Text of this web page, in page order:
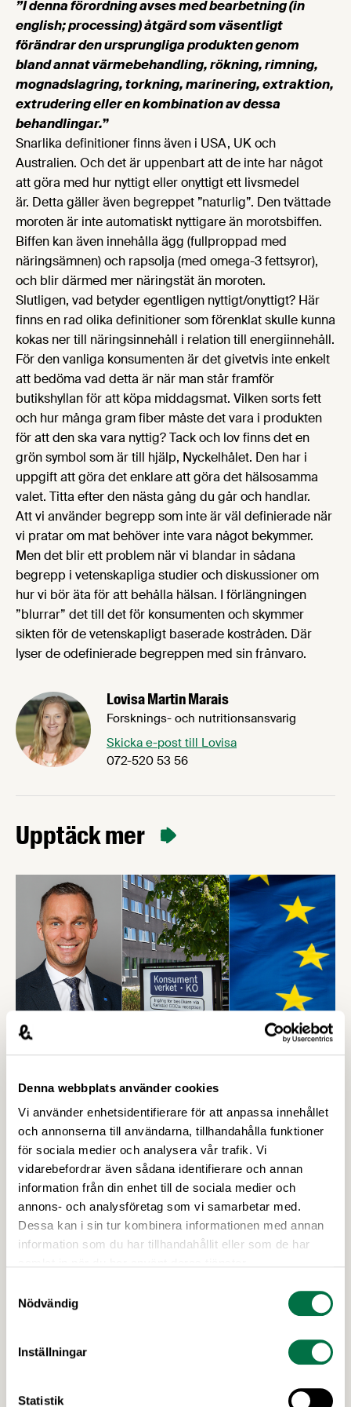
Denna webbplats använder cookies
Vi använder enhetsidentifierare för att anpassa innehållet
och annonserna till användarna, tillhandahålla funktioner
för sociala medier och analysera vår trafik. Vi
vidarebefordrar även sådana identifierare och annan
information från din enhet till de sociala medier och
annons- och analysföretag som vi samarbetar med.
Dessa kan i sin tur kombinera informationen med annan
information som du har tillhandahållit eller som de har
Nödvändig
Inställningar
Statistik
”I denna förordning avses med bearbetning (in
english; processing) åtgärd som väsentligt
förändrar den ursprungliga produkten genom
bland annat värmebehandling, rökning, rimning,
mognadslagring, torkning, marinering, extraktion,
extrudering eller en kombination av dessa
behandlingar.”
Snarlika definitioner finns även i USA, UK och
Australien. Och det är uppenbart att de inte har något
att göra med hur nyttigt eller onyttigt ett livsmedel
är. Detta gäller även begreppet ”naturlig”. Den tvättade
moroten är inte automatiskt nyttigare än morotsbiffen.
Biffen kan även innehålla ägg (fullproppad med
näringsämnen) och rapsolja (med omega-3 fettsyror),
och blir därmed mer näringstät än moroten.
Slutligen, vad betyder egentligen nyttigt/onyttigt? Här
finns en rad olika definitioner som förenklat skulle kunna
kokas ner till näringsinnehåll i relation till energiinnehåll.
För den vanliga konsumenten är det givetvis inte enkelt
att bedöma vad detta är när man står framför
butikshyllan för att köpa middagsmat. Vilken sorts fett
och hur många gram fiber måste det vara i produkten
för att den ska vara nyttig? Tack och lov finns det en
grön symbol som är till hjälp, Nyckelhålet. Den har i
uppgift att göra det enklare att göra det hälsosamma
valet. Titta efter den nästa gång du går och handlar.
Att vi använder begrepp som inte är väl definierade när
vi pratar om mat behöver inte vara något bekymmer.
Men det blir ett problem när vi blandar in sådana
begrepp i vetenskapliga studier och diskussioner om
hur vi bör äta för att behålla hälsan. I förlängningen
”blurrar” det till det för konsumenten och skymmer
sikten för de vetenskapligt baserade kostråden. Där
lyser de odefinierade begreppen med sin frånvaro.
Lovisa Martin Marais
Forsknings- och nutritionsansvarig
Skicka e-post till Lovisa
072-520 53 56
Upptäck mer
Näringslivets vädjan till ministern:
Fastställ Konsumentverkets ansvar –
Livsmedelsföretagen
12 FEBRUARI 2026
Genomförandet av EU:s konsumentmaktsdirektiv
riskerar att leda till att fullt tjänliga produkter för
hundratals miljoner kronor måste kasseras. En
bred sammanslutning av svenska
näringslivsorganisationer begär nu att